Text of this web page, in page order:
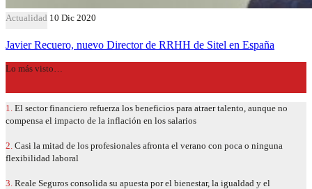
Actualidad 10 Dic 2020
Javier Recuero, nuevo Director de RRHH de Sitel en España
Lo más visto…
1. El sector financiero refuerza los beneficios para atraer talento, aunque no
compensa el impacto de la inflación en los salarios
2. Casi la mitad de los profesionales afronta el verano con poca o ninguna
flexibilidad laboral
3. Reale Seguros consolida su apuesta por el bienestar, la igualdad y el